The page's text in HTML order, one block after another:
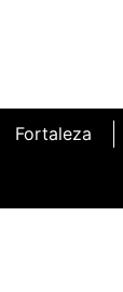
Fortaleza